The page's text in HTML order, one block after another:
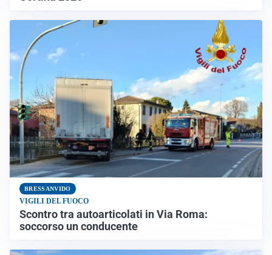
BRESSANVIDO
VIGILI DEL FUOCO
Scontro tra autoarticolati in Via Roma:
soccorso un conducente